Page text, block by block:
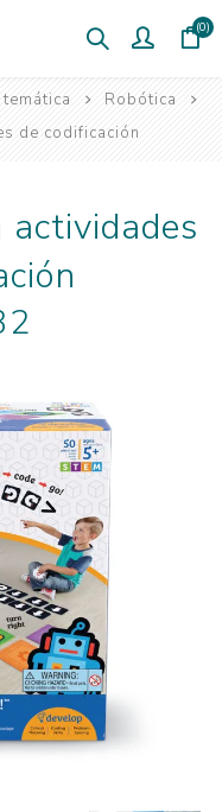
(0)
Robótica
de codificación
actividades